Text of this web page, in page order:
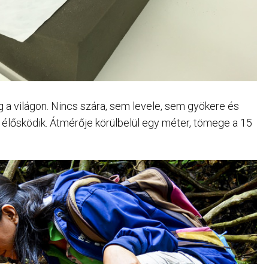
világon. Nincs szára, sem levele, sem gyökere és
Átmérője körülbelül egy méter, tömege a 15